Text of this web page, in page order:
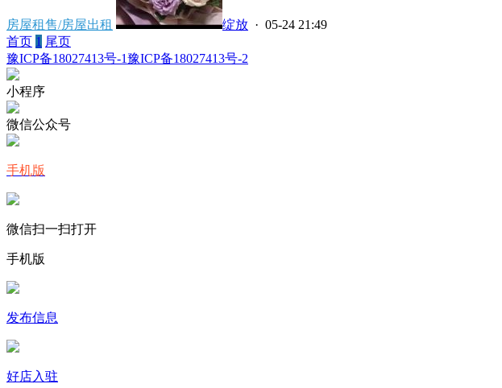
房屋租售/房屋出租 绽放 · 05-24 21:49
首页 1 尾页
豫ICP备18027413号-1豫ICP备18027413号-2
小程序
微信公众号
手机版
微信扫一扫打开
手机版
发布信息
好店入驻